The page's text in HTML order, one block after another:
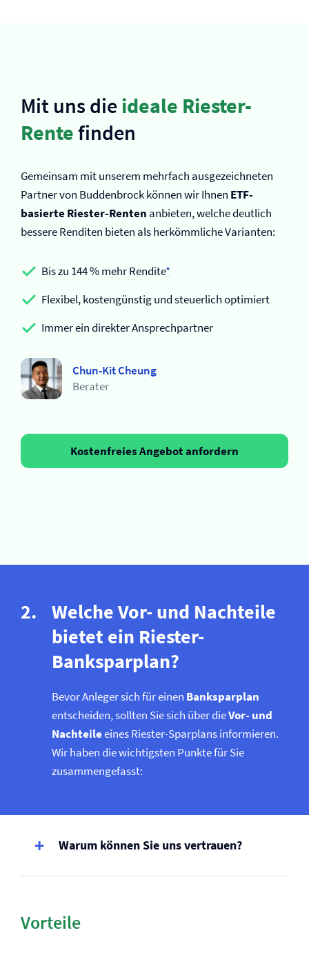
Mit uns die ideale Riester-
Rentefinden
Gemeinsam mit unserem mehrfach ausgezeichneten
Partner von Buddenbrock können wir Ihnen ETF-
basierte Riester-Renten anbieten, welche deutlich
bessere Renditen bieten als herkömmliche Varianten:
Bis zu 144 % mehr Rendite*
Flexibel, kostengünstig und steuerlich optimiert
Immer ein direkter Ansprechpartner
Chun-Kit Cheung
Berater
Kostenfreies Angebot anfordern
Welche Vor- und Nachteile
bietet ein Riester-
Banksparplan?
Bevor Anleger sich für einen Banksparplan
entscheiden, sollten Sie sich über dieVor- und
Nachteileeines Riester-Sparplans informieren.
Wir haben die wichtigsten Punkte für Sie
zusammengefasst:
Warum können Sie uns vertrauen?
Vorteile